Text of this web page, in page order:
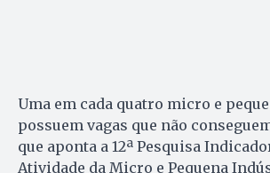
Uma em cada quatro micro e
possuem vagas que não
que aponta a 12ª Pesquisa
Atividade da Micro e Pequena